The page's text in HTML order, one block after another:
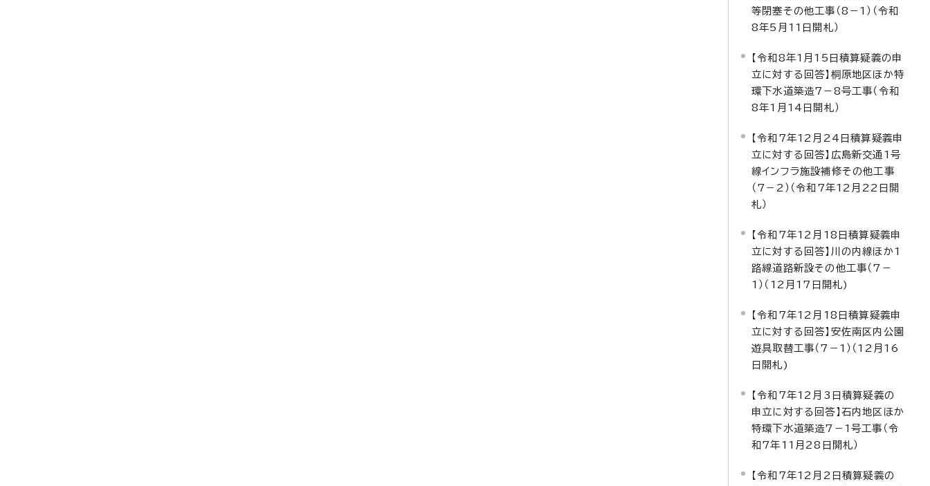
等閉塞その他工事（8－1）（令和
8年5月11日開札）
【令和8年1月15日積算疑義の申
立に対する回答】桐原地区ほか特
環下水道築造7－8号工事（令和
8年1月14日開札）
【令和7年12月24日積算疑義申
立に対する回答】広島新交通1号
線インフラ施設補修その他工事
（7－2）（令和7年12月22日開
札）
【令和7年12月18日積算疑義申
立に対する回答】川の内線ほか1
路線道路新設その他工事（7－
1）（12月17日開札)
【令和7年12月18日積算疑義申
立に対する回答】安佐南区内公園
遊具取替工事（7－1）（12月16
日開札)
【令和7年12月3日積算疑義の
申立に対する回答】石内地区ほか
特環下水道築造7－1号工事（令
和7年11月28日開札）
【令和7年12月2日積算疑義の